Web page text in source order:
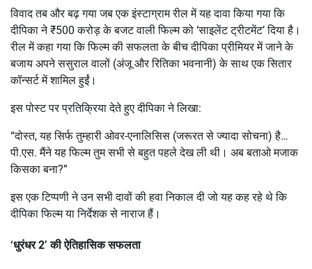
विवाद तब और बढ़ गया जब एक इंस्टाग्राम रील में यह दावा किया गया कि
दीपिका ने ₹500 करोड़ के बजट वाली फिल्म को ‘साइलेंट ट्रीटमेंट’ दिया है।
रील में कहा गया कि फिल्म की सफलता के बीच दीपिका प्रीमियर में जाने के
बजाय अपने ससुराल वालों (अंजू और रितिका भवनानी) के साथ एक सितार
कॉन्सर्ट में शामिल हुईं।
इस पोस्ट पर प्रतिक्रिया देते हुए दीपिका ने लिखा:
“दोस्त, यह सिर्फ तुम्हारी ओवर-एनालिसिस (जरूरत से ज्यादा सोचना) है…
पी.एस. मैंने यह फिल्म तुम सभी से बहुत पहले देख ली थी। अब बताओ मजाक
किसका बना?”
इस एक टिप्पणी ने उन सभी दावों की हवा निकाल दी जो यह कह रहे थे कि
दीपिका फिल्म या निर्देशक से नाराज हैं।
‘धुरंधर 2’ की ऐतिहासिक सफलता